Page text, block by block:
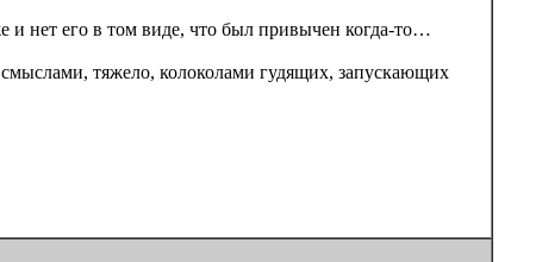
и нет его в том виде, что был привычен когда-то…
тяжело, колоколами гудящих, запускающих